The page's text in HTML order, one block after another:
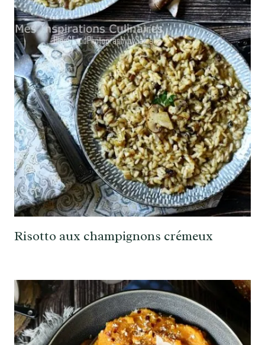
Risotto aux champignons crémeux